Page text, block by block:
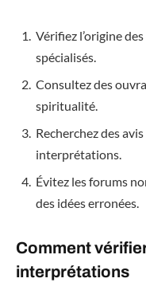
Vérifiez l’origine
spécialisés.
Consultez des
spiritualité.
Recherchez des
interprétations.
Évitez les forums
des idées erronées.
Comment
interprétations